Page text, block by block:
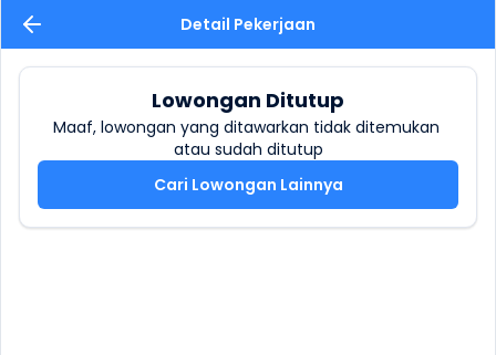
Detail Pekerjaan
Lowongan Ditutup
Maaf, lowongan yang ditawarkan tidak ditemukan
atau sudah ditutup
Cari Lowongan Lainnya